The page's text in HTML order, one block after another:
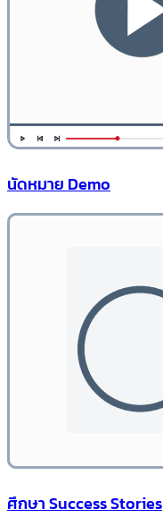
นัดหมาย Demo
ศึกษา Success Stories